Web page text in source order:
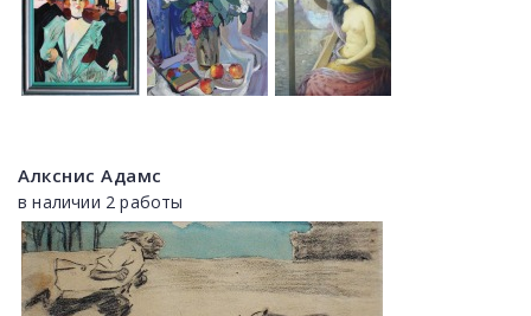
Алкснис Адамс
в наличии 2 работы